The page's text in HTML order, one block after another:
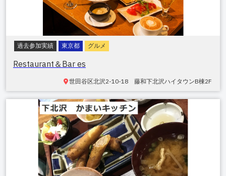
過去参加実績 東京都 グルメ
Restaurant＆Bar es
世田谷区北沢2-10-18 藤和下北沢ハイタウンB棟2F